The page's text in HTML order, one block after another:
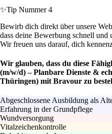
✨Tip Nummer 4
Bewirb dich direkt über unsere
dass deine Bewerbung schnell
Wir freuen uns darauf, dich
Wir glauben, dass du diese
(m/w/d) – Planbare Dienste &
Thüringen) mit Bravour zu
Abgeschlossene Ausbildung als
Erfahrung in der Grundpflege
Wundversorgung
Vitalzeichenkontrolle